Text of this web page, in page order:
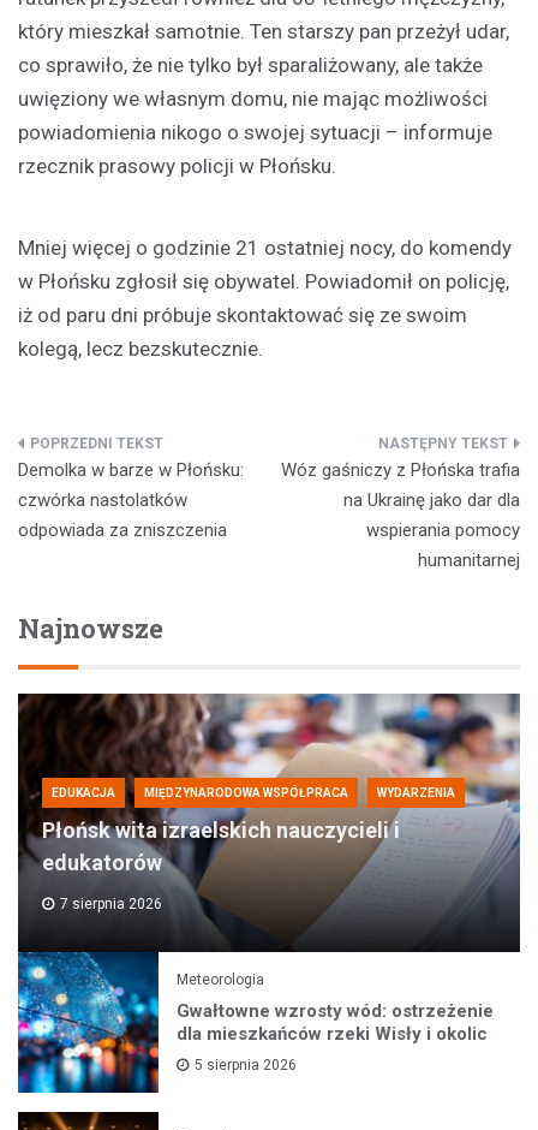
który mieszkał samotnie. Ten starszy pan przeżył udar,
co sprawiło, że nie tylko był sparaliżowany, ale także
uwięziony we własnym domu, nie mając możliwości
powiadomienia nikogo o swojej sytuacji – informuje
rzecznik prasowy policji w Płońsku.
Mniej więcej o godzinie 21 ostatniej nocy, do komendy
w Płońsku zgłosił się obywatel. Powiadomił on policję,
iż od paru dni próbuje skontaktować się ze swoim
kolegą, lecz bezskutecznie.
Nawigacja
wpisu
Demolka w barze w Płońsku:
czwórka nastolatków
odpowiada za zniszczenia
Wóz gaśniczy z Płońska trafia
na Ukrainę jako dar dla
wspierania pomocy
humanitarnej
Najnowsze
EDUKACJA MIĘDZYNARODOWA WSPÓŁPRACA WYDARZENIA
Płońsk wita izraelskich nauczycieli i
edukatorów
7 sierpnia 2026
Meteorologia
Gwałtowne wzrosty wód: ostrzeżenie
dla mieszkańców rzeki Wisły i okolic
5 sierpnia 2026